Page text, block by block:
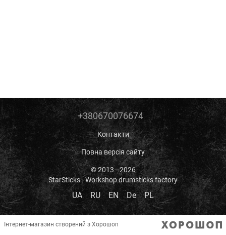
+380670076674
Контакти
Повна версія сайту
© 2013—2026
StarSticks - Workshop drumsticks factory
UA RU EN De PL
Інтернет-магазин створений з Хорошоп